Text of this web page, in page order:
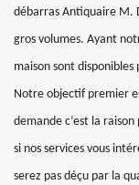
débarras Antiquaire M.
gros volumes. Ayant
maison sont
Notre objectif premier
demande c’est la
si nos services vous
serez pas déçu par la